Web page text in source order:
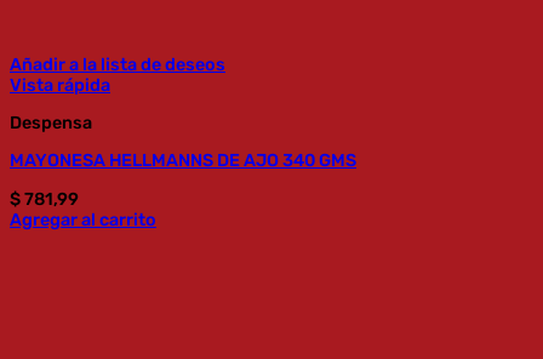
Añadir a la lista de deseos
Vista rápida
Despensa
MAYONESA HELLMANNS DE AJO 340 GMS
$781,99
Agregar al carrito